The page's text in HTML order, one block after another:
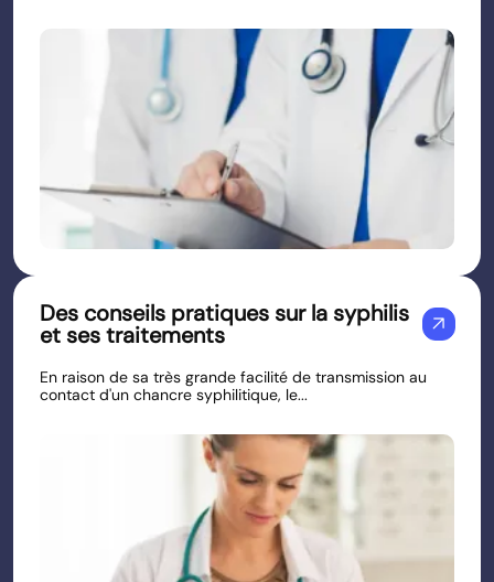
Des conseils pratiques sur la syphilis
et ses traitements arrow_outward
En raison de sa très grande facilité de transmission au
contact d'un chancre syphilitique, le...